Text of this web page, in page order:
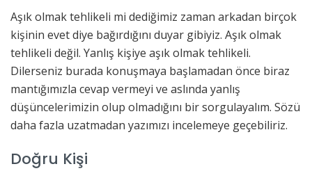
Aşık olmak tehlikeli mi dediğimiz zaman arkadan birçok
kişinin evet diye bağırdığını duyar gibiyiz. Aşık olmak
tehlikeli değil. Yanlış kişiye aşık olmak tehlikeli.
Dilerseniz burada konuşmaya başlamadan önce biraz
mantığımızla cevap vermeyi ve aslında yanlış
düşüncelerimizin olup olmadığını bir sorgulayalım. Sözü
daha fazla uzatmadan yazımızı incelemeye geçebiliriz.
Doğru Kişi